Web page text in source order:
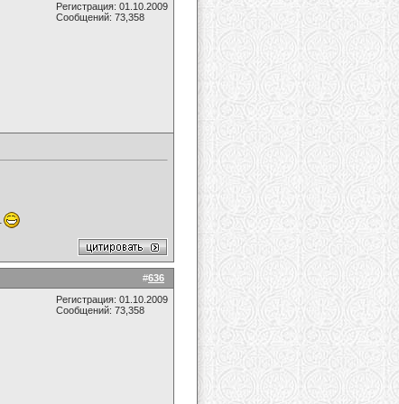
Регистрация: 01.10.2009
Сообщений: 73,358
#636
Регистрация: 01.10.2009
Сообщений: 73,358